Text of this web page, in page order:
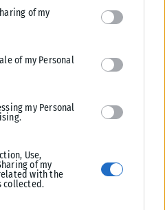
third-party tags to use your data
below Google consent section.
of my
of my Personal
my Personal
Use,
of my
with the
collected.
λογαριασμό» των 40 εκατ. για τα
εκ νέου το ΠΑΣΟΚ προς...